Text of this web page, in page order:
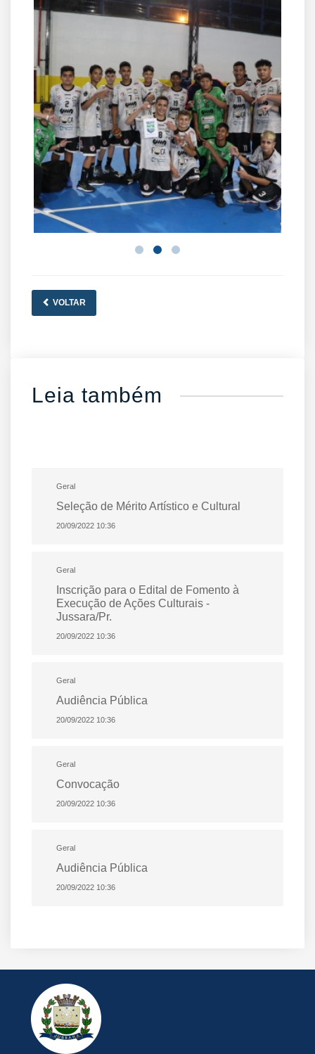
VOLTAR
Leia também
Geral
Seleção de Mérito Artístico e Cultural
20/09/2022 10:36
Geral
Inscrição para o Edital de Fomento à
Execução de Ações Culturais -
Jussara/Pr.
20/09/2022 10:36
Geral
Audiência Pública
20/09/2022 10:36
Geral
Convocação
20/09/2022 10:36
Geral
Audiência Pública
20/09/2022 10:36